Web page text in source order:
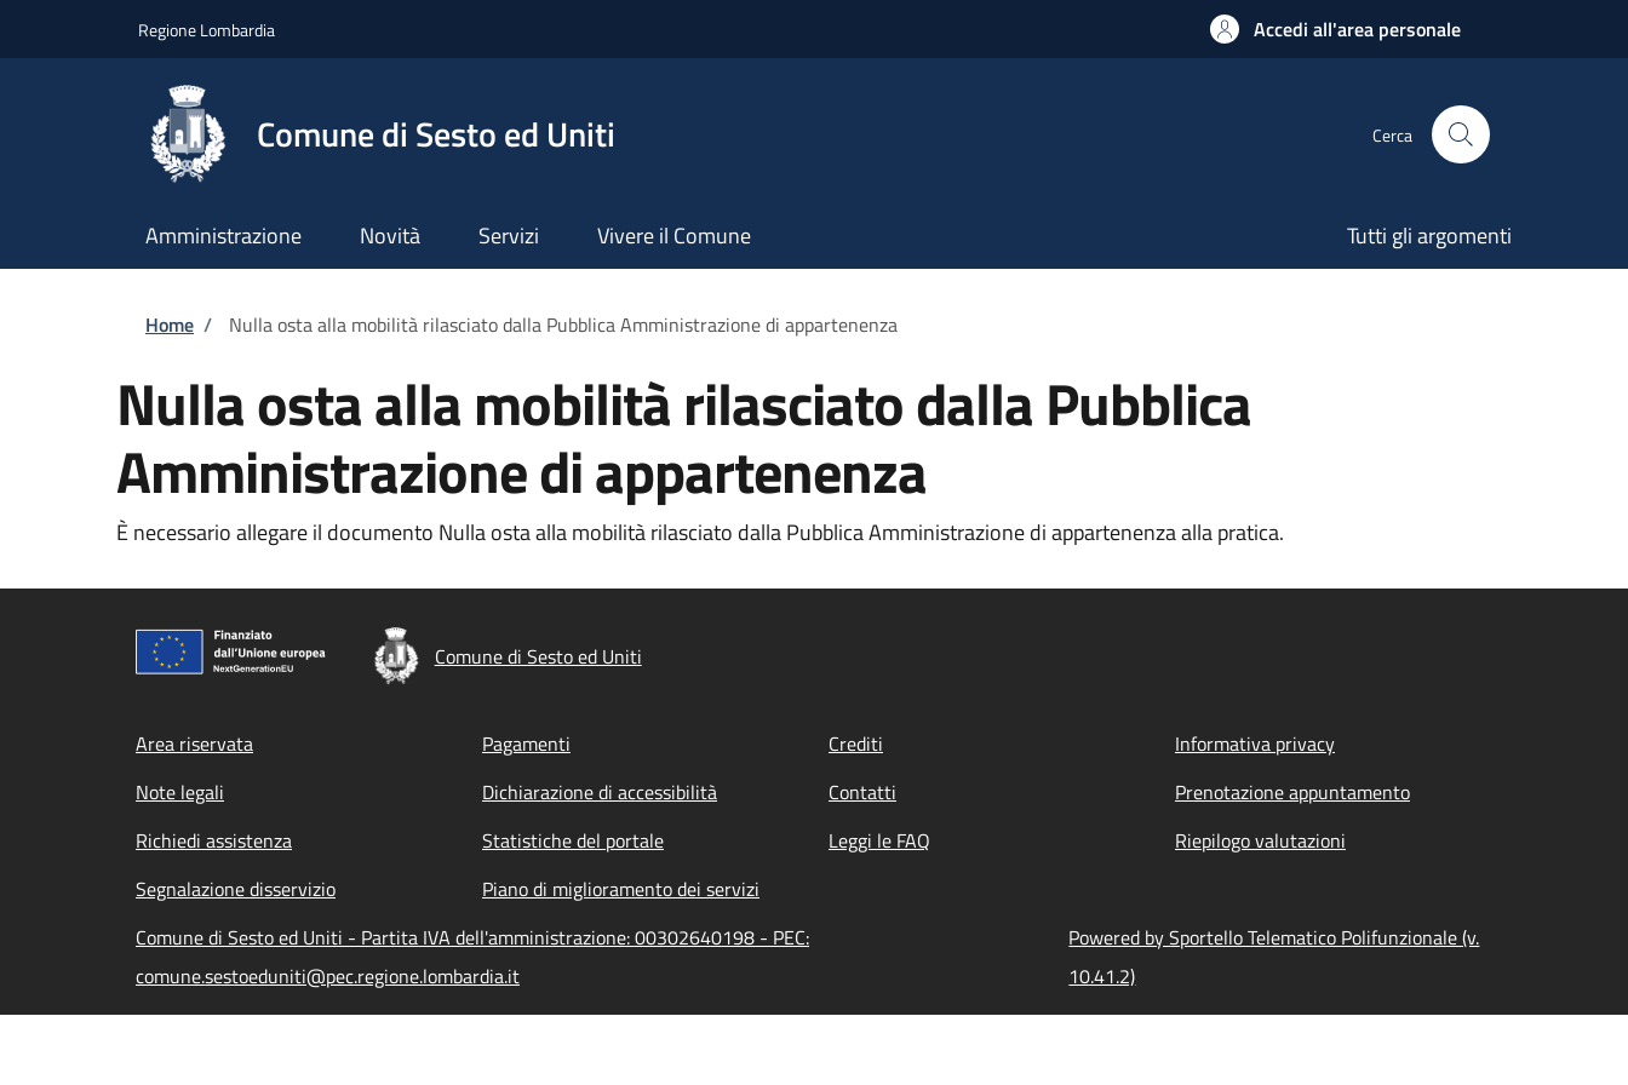
Regione Lombardia Accedi all'area personale
Comune di Sesto ed Uniti Cerca
Amministrazione Novità Servizi Vivere il Comune Tutti gli argomenti
Briciole di pane
Home / Nulla osta alla mobilità rilasciato dalla Pubblica Amministrazione di appartenenza
Nulla osta alla mobilità rilasciato dalla Pubblica
Amministrazione di appartenenza
È necessario allegare il documento Nulla osta alla mobilità rilasciato dalla Pubblica Amministrazione di appartenenza alla pratica.
Comune di Sesto ed Uniti
Footer menu
Area riservata Pagamenti Crediti
Informativa privacy
Note legali
Dichiarazione di accessibilità Contatti
Prenotazione appuntamento
Richiedi assistenza
Statistiche del portale Leggi le FAQ
Riepilogo valutazioni
Segnalazione disservizio
Piano di miglioramento dei servizi
Comune di Sesto ed Uniti - Partita IVA dell'amministrazione: 00302640198 - PEC:
comune.sestoeduniti@pec.regione.lombardia.it
Powered by Sportello Telematico Polifunzionale (v.
10.41.2)